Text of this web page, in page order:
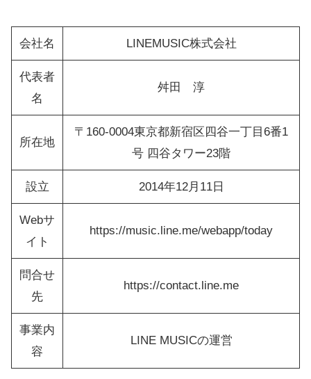
会社名 LINEMUSIC株式会社
代表者
名
舛田 淳
所在地
〒160-0004東京都新宿区四谷一丁目6番1
号 四谷タワー23階
設立 2014年12月11日
Webサ
イト
https://music.line.me/webapp/today
問合せ
先
https://contact.line.me
事業内
容
LINE MUSICの運営